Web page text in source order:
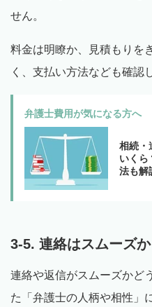
せん。
料金は明瞭か、見積もりを
く、支払い方法なども確認
弁護士費用が気になる方へ
相続・
いくら
法も解
3-5. 連絡はスムーズか
連絡や返信がスムーズかど
た「弁護士の人柄や相性」